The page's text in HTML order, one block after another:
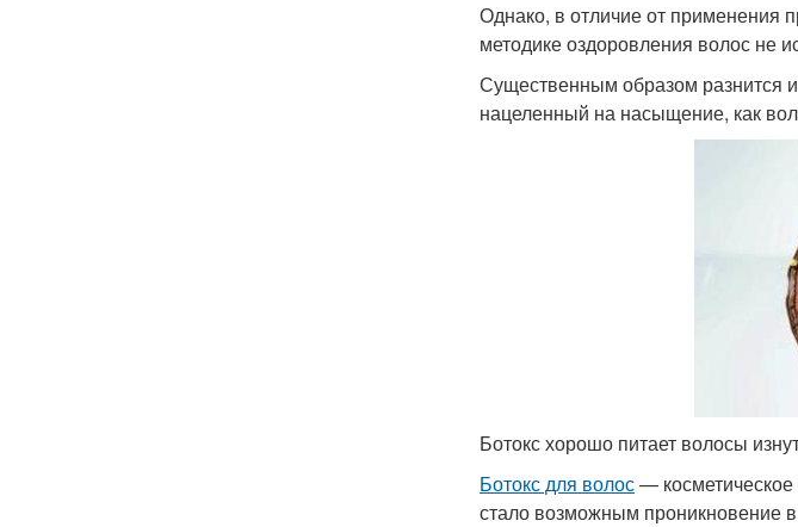
Однако, в отличие от применения
методике оздоровления волос не
Существенным образом разнится
нацеленный на насыщение, как
Ботокс хорошо питает волосы
Ботокс для волос— косметическое
стало возможным проникновение